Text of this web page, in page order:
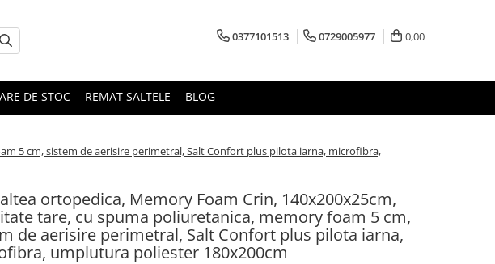
0377101513 0729005977 0,00
DE STOC REMAT SALTELE BLOG
5 cm, sistem de aerisire perimetral, Salt Confort plus pilota iarna, microfibra,
ortopedica, Memory Foam Crin, 140x200x25cm,
tare, cu spuma poliuretanica, memory foam 5 cm,
de aerisire perimetral, Salt Confort plus pilota iarna,
umplutura poliester 180x200cm